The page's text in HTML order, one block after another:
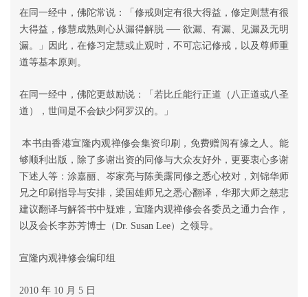
在同一经中，佛陀常说：「修戒则定有很大得益，修定则慧有很
大得益，修慧成熟则心从漏得解脱 ── 欲漏、有漏、见漏及无明
漏。」因此，在修习定慧或止观时，不可忘记修戒，以及尊师重
道等基本原则。
在同一经中，佛陀更鼓励说：「若比丘能行正道（八正道或八圣
道），世间是不会缺少阿罗汉的。」
本书由香港宣隆内观禅修会集资印刷，免费赠阅有缘之人。能
够顺利出版，除了多谢出资的同修与大众友好外，更要衷心多谢
下述人等：涂嘉丽、岑家亮与陈美露同修之悉心校对，刘锦华师
兄之印刷指导与安排，梁国雄师兄之悉心翻译，华那大师之慈悲
建议翻译与解答书中疑难，宣隆内观禅修会各委员之通力合作，
以及会长李苏芳博士（Dr. Susan Lee）之领导。
宣隆内观禅修会编印组
2010 年 10 月 5 日